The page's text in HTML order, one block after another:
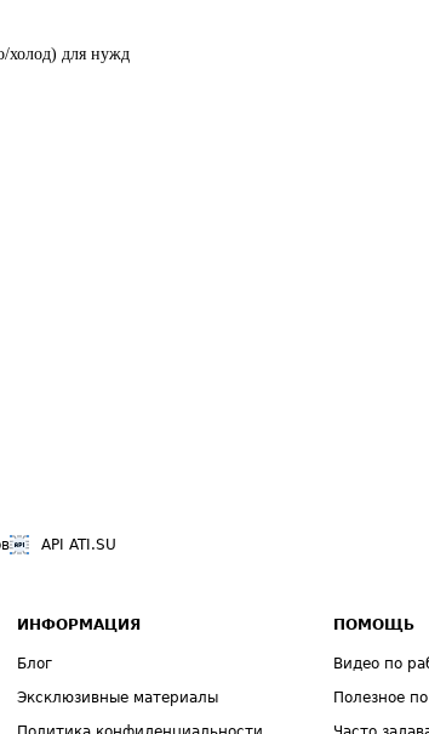
холод) для нужд
API ATI.SU
ИНФОРМАЦИЯ
Блог
Эксклюзивные материалы
ПОМОЩЬ
Видео по
Полезное